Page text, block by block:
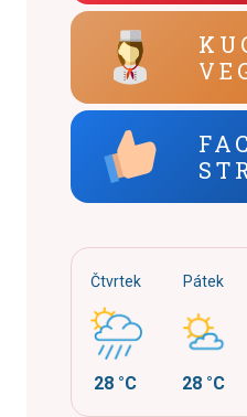
Čtvrtek
28 °C
Pátek
28 °C